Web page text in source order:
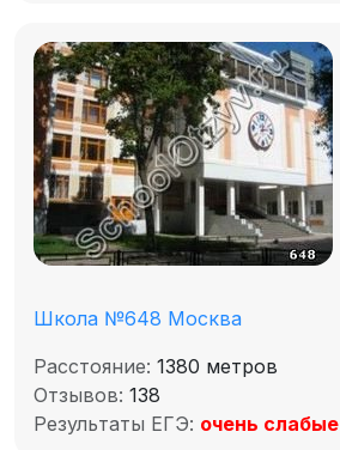
Школа №648 Москва
Расстояние: 1380 метров
Отзывов: 138
Результаты ЕГЭ: очень слабые